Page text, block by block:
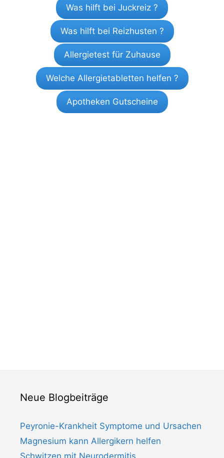
Was hilft bei Juckreiz ?
Was hilft bei Reizhusten ?
Allergietest für Zuhause
Welche Allergietabletten helfen ?
Apotheken Gutscheine
Neue Blogbeiträge
Peyronie-Krankheit Symptome und Ursachen
Magnesium kann Allergikern helfen